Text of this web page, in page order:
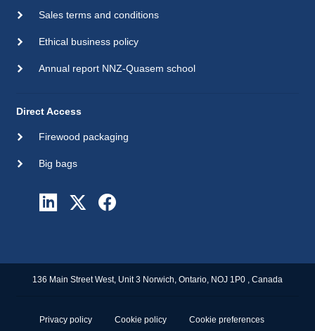
Sales terms and conditions
Ethical business policy
Annual report NNZ-Quasem school
Direct Access
Firewood packaging
Big bags
136 Main Street West, Unit 3 Norwich, Ontario, NOJ 1P0 , Canada
Privacy policy Cookie policy Cookie preferences